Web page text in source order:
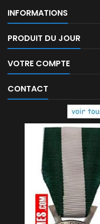
INFORMATIONS
PRODUIT DU JOUR
VOTRE COMPTE
CONTACT